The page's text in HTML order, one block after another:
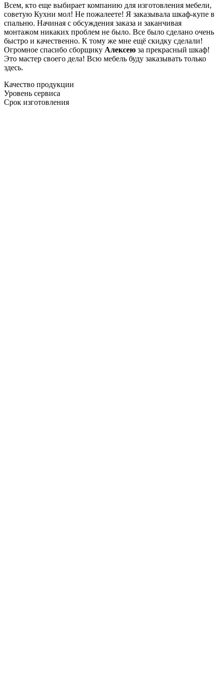
Всем, кто еще выбирает компанию для изготовления мебели,
советую Кухни мол! Не пожалеете! Я заказывала шкаф-купе в
спальню. Начиная с обсуждения заказа и заканчивая
монтажом никаких проблем не было. Все было сделано очень
быстро и качественно. К тому же мне ещё скидку сделали!
Огромное спасибо сборщику Алексею за прекрасный шкаф!
Это мастер своего дела! Всю мебель буду заказывать только
здесь.
Качество продукции
Уровень сервиса
Срок изготовления